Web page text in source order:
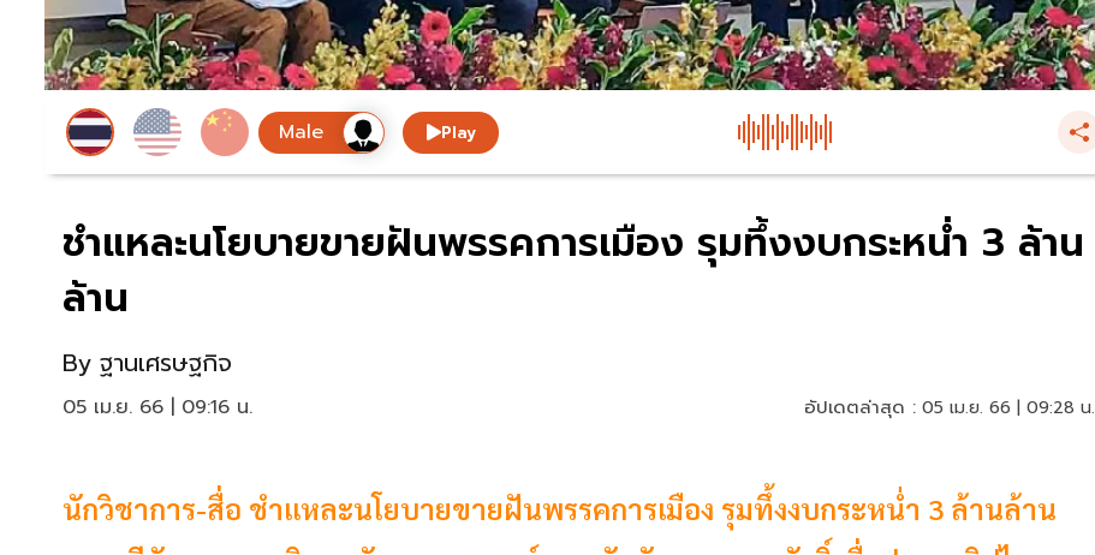
Play
ชำแหละนโยบายขายฝันพรรคการเมือง รุมทึ้งงบกระหน่ำ 3 ล้าน
ล้าน
By ฐานเศรษฐกิจ
05 เม.ย. 66 | 09:16 น. อัปเดตล่าสุด : 05 เม.ย. 66 | 09:28 น.
นักวิชาการ-สื่อ ชำแหละนโยบายขายฝันพรรคการเมือง รุมทึ้งงบกระหน่ำ 3 ล้านล้าน